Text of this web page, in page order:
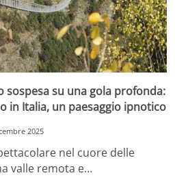
sospesa su una gola profonda:
in Italia, un paesaggio ipnotico
2025
nel cuore delle
valle remota e…